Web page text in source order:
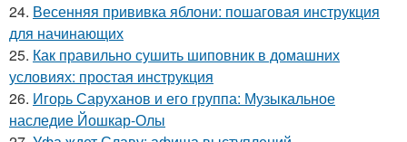
24. Весенняя прививка яблони: пошаговая инструкция
для начинающих
25. Как правильно сушить шиповник в домашних
условиях: простая инструкция
26. Игорь Саруханов и его группа: Музыкальное
наследие Йошкар-Олы